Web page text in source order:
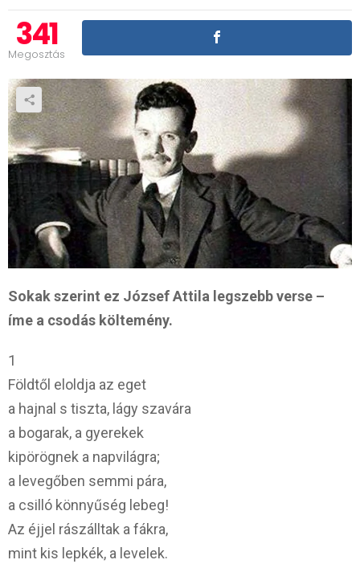
341
Megosztás
Sokak szerint ez József Attila legszebb verse –
íme a csodás költemény.
1
Földtől eloldja az eget
a hajnal s tiszta, lágy szavára
a bogarak, a gyerekek
kipörögnek a napvilágra;
a levegőben semmi pára,
a csilló könnyűség lebeg!
Az éjjel rászálltak a fákra,
mint kis lepkék, a levelek.